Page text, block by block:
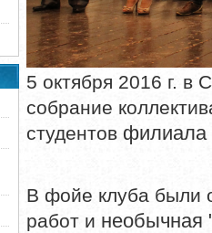
5 октября 2016 г. в
собрание
студентов филиала
В фойе клуба были
работ и необычная